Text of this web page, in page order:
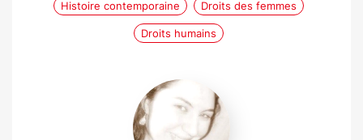
Histoire contemporaine Droits des femmes
Droits humains
Laetitia
Levantis